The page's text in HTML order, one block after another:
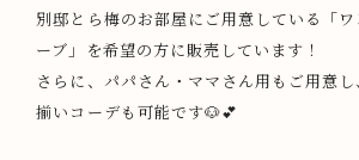
別邸とら梅のお部屋にご用意している「
ーブ」を希望の方に販売しています！
さらに、パパさん・ママさん用もご用意
揃いコーデも可能です🐶💕